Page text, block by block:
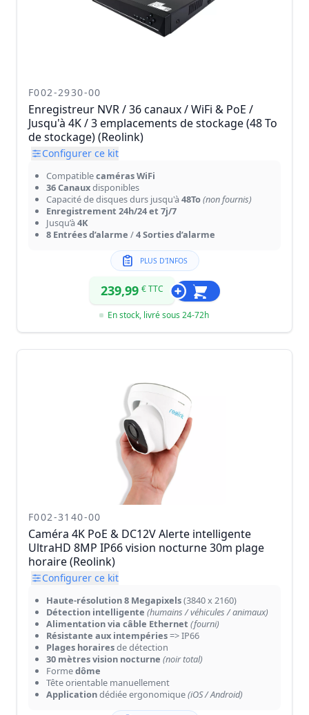
F002-2930-00
Enregistreur NVR / 36 canaux / WiFi & PoE /
Jusqu'à 4K / 3 emplacements de stockage (48 To
de stockage) (Reolink)
Configurer ce kit
Compatiblecaméras WiFi
36 Canauxdisponibles
Capacité de disques durs jusqu'à 48To(non fournis)
Enregistrement 24h/24 et 7j/7
Jusqu’à 4K
8 Entrées d’alarme /4 Sorties d’alarme
PLUS D'INFOS
239,99 € TTC
En stock, livré sous 24-72h
F002-3140-00
Caméra 4K PoE & DC12V Alerte intelligente
UltraHD 8MP IP66 vision nocturne 30m plage
horaire (Reolink)
Configurer ce kit
Haute-résolution 8 Megapixels(3840 x 2160)
Détection intelligente (humains / véhicules / animaux)
Alimentation via câble Ethernet (fourni)
Résistante aux intempéries=> IP66
Plages horairesde détection
30 mètres vision nocturne (noir total)
Formedôme
Tête orientable manuellement
Applicationdédiée ergonomique(iOS / Android)